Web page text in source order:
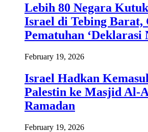
Lebih 80 Negara
Israel di Tebing Barat,
Pematuhan ‘Deklarasi
February 19, 2026
Israel Hadkan
Palestin ke Masjid Al-
Ramadan
February 19, 2026